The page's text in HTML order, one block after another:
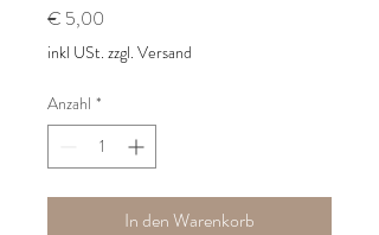
€ 5,00
inkl USt. zzgl. Versand
Anzahl *
In den Warenkorb